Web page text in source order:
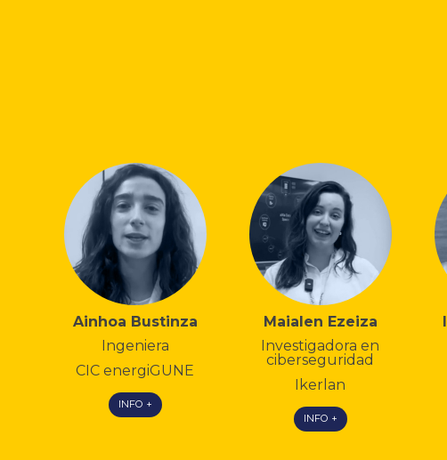
Ainhoa Bustinza
Ingeniera
CIC energiGUNE
INFO +
Maialen Ezeiza
Investigadora en
ciberseguridad
Ikerlan
INFO +